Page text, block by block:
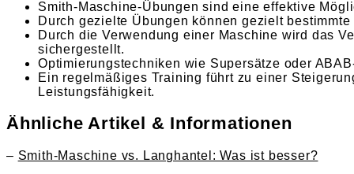
Smith-Maschine-Übungen sind eine effektive
Durch gezielte Übungen können gezielt
Durch die Verwendung einer Maschine wird das
sichergestellt.
Optimierungstechniken wie Supersätze oder
Ein regelmäßiges Training führt zu einer
Leistungsfähigkeit.
Ähnliche Artikel & Informationen
– Smith-Maschine vs. Langhantel: Was ist besser?